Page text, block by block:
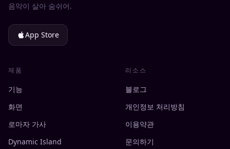
음악이 살아 숨쉬어.
App Store
제품
기능
화면
로마자 가사
Dynamic Island
리소스
블로그
개인정보 처리방침
이용약관
문의하기